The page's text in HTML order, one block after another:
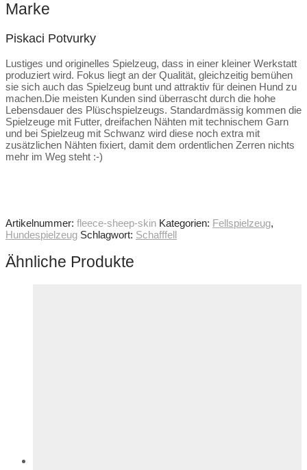
Marke
Piskaci Potvurky
Lustiges und originelles Spielzeug, dass in einer kleiner Werkstatt
produziert wird. Fokus liegt an der Qualität, gleichzeitig bemühen
sie sich auch das Spielzeug bunt und attraktiv für deinen Hund zu
machen.Die meisten Kunden sind überrascht durch die hohe
Lebensdauer des Plüschspielzeugs. Standardmässig kommen die
Spielzeuge mit Futter, dreifachen Nähten mit technischem Garn
und bei Spielzeug mit Schwanz wird diese noch extra mit
zusätzlichen Nähten fixiert, damit dem ordentlichen Zerren nichts
mehr im Weg steht :-)
Artikelnummer: fleece-sheep-skin Kategorien: Fellspielzeug,
Hundespielzeug Schlagwort: Schafffell
Ähnliche Produkte